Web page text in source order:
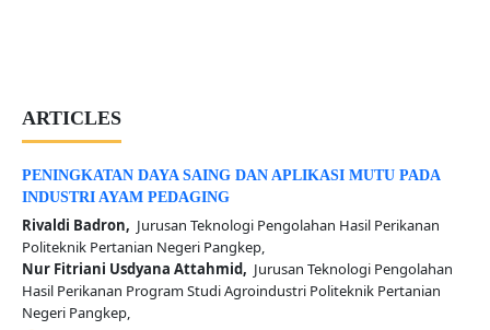
ARTICLES
PENINGKATAN DAYA SAING DAN APLIKASI MUTU PADA
INDUSTRI AYAM PEDAGING
Rivaldi Badron, Jurusan Teknologi Pengolahan Hasil Perikanan
Politeknik Pertanian Negeri Pangkep,
Nur Fitriani Usdyana Attahmid, Jurusan Teknologi Pengolahan
Hasil Perikanan Program Studi Agroindustri Politeknik Pertanian
Negeri Pangkep,